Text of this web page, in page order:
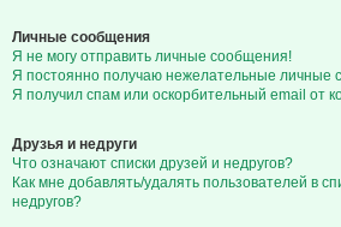
Личные сообщения
Я не могу отправить личные сообщения!
Я постоянно получаю нежелательные личные
Я получил спам или оскорбительный email от
Друзья и недруги
Что означают списки друзей и недругов?
Как мне добавлять/удалять пользователей в
недругов?